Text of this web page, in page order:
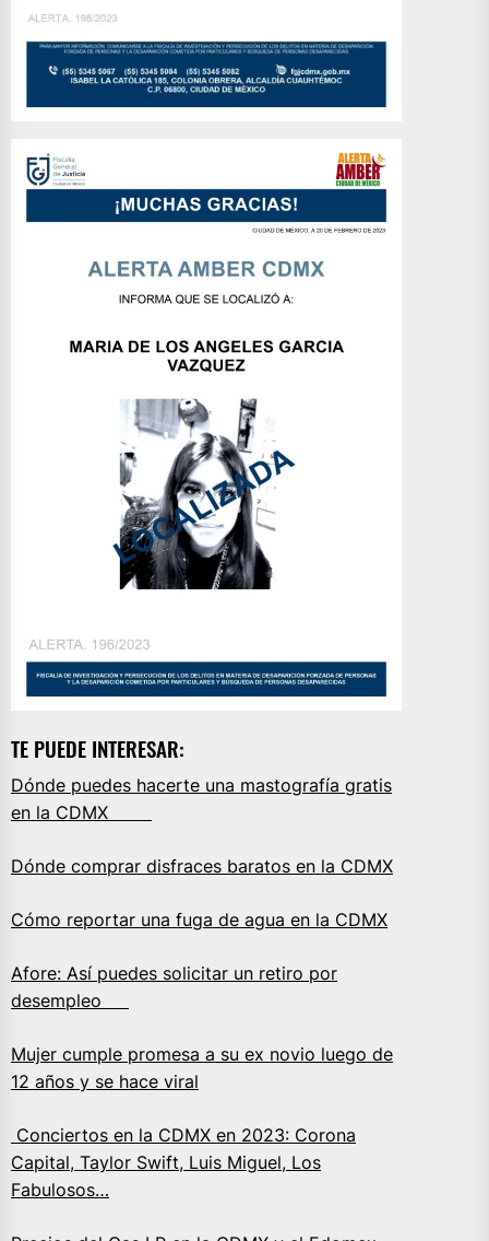
TE PUEDE INTERESAR:
Dónde puedes hacerte una mastografía gratis
en la CDMX
Dónde comprar disfraces baratos en la CDMX
Cómo reportar una fuga de agua en la CDMX
Afore: Así puedes solicitar un retiro por
desempleo
Mujer cumple promesa a su ex novio luego de
12 años y se hace viral
Conciertos en la CDMX en 2023: Corona
Capital, Taylor Swift, Luis Miguel, Los
Fabulosos…